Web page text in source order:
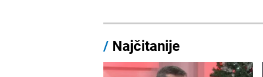
/ Najčitanije